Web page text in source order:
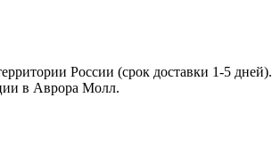
России (срок доставки 1-5 дней).
в Аврора Молл.